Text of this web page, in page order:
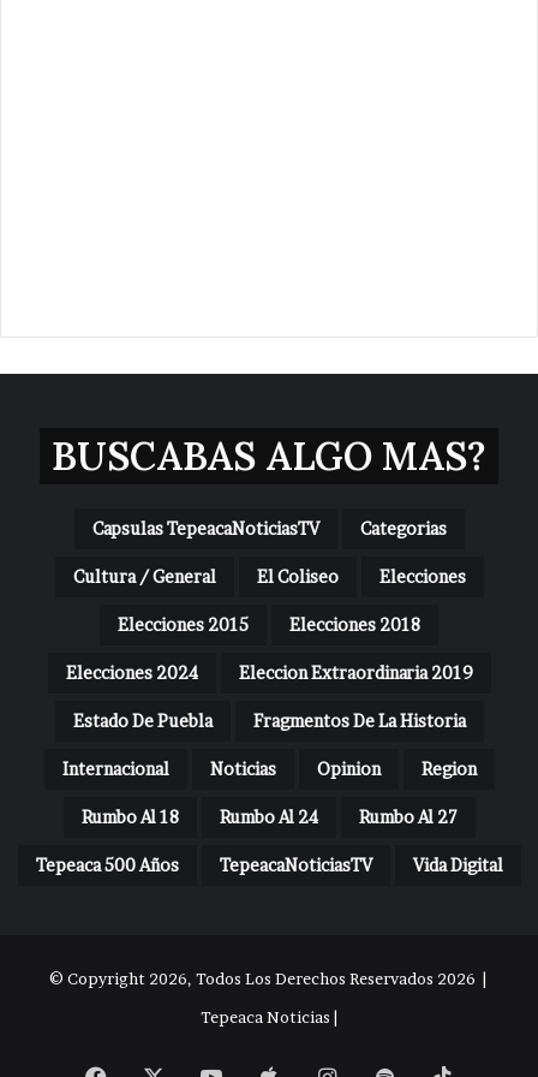
BUSCABAS ALGO MAS?
Capsulas TepeacaNoticiasTV Categorias
Cultura / General El Coliseo Elecciones
Elecciones 2015 Elecciones 2018
Elecciones 2024 Eleccion Extraordinaria 2019
Estado De Puebla Fragmentos De La Historia
Internacional Noticias Opinion Region
Rumbo Al 18 Rumbo Al 24 Rumbo Al 27
Tepeaca 500 Años TepeacaNoticiasTV Vida Digital
© Copyright 2026, Todos Los Derechos Reservados 2026 |
Tepeaca Noticias |